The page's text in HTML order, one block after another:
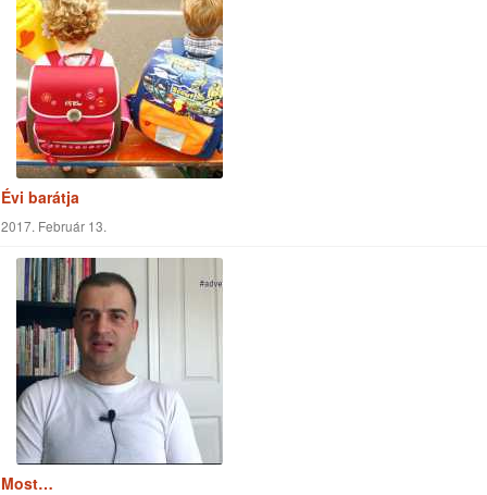
Évi barátja
2017. Február 13.
Most…